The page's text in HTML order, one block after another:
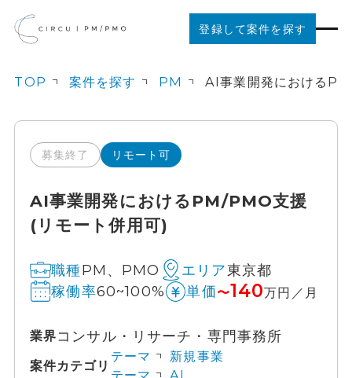
登録して案件を探す
ご利用の流れ
お役立ちコンテンツ
TOP 案件を探す PM
募集終了 リモート可
AI事業開発におけるPM/PMO支援
(リモート併用可)
職種PM、PMO エリア東京都
稼働率60~100% 単価〜140万円／月
業界コンサル・リサーチ・専門事務所
案件カテゴリ
テーマ
新規事業
テーマ
AI